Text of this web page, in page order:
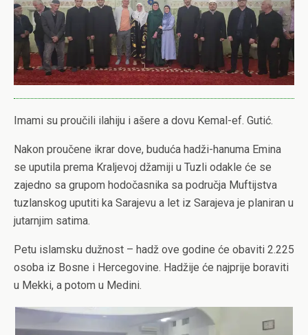
Imami su proučili ilahiju i ašere a dovu Kemal-ef. Gutić.
Nakon proučene ikrar dove, buduća hadži-hanuma Emina
se uputila prema Kraljevoj džamiji u Tuzli odakle će se
zajedno sa grupom hodočasnika sa područja Muftijstva
tuzlanskog uputiti ka Sarajevu a let iz Sarajeva je planiran u
jutarnjim satima.
Petu islamsku dužnost – hadž ove godine će obaviti 2.225
osoba iz Bosne i Hercegovine. Hadžije će najprije boraviti
u Mekki, a potom u Medini.